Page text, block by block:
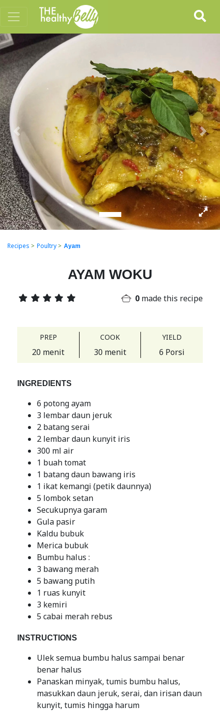
Previous Next
Recipes > Poultry > Ayam
AYAM WOKU
0 made this recipe
PREP
20 menit
COOK
30 menit
YIELD
6 Porsi
INGREDIENTS
6 potong ayam
3 lembar daun jeruk
2 batang serai
2 lembar daun kunyit iris
300 ml air
1 buah tomat
1 batang daun bawang iris
1 ikat kemangi (petik daunnya)
5 lombok setan
Secukupnya garam
Gula pasir
Kaldu bubuk
Merica bubuk
Bumbu halus :
3 bawang merah
5 bawang putih
1 ruas kunyit
3 kemiri
5 cabai merah rebus
INSTRUCTIONS
Ulek semua bumbu halus sampai benar
benar halus
Panaskan minyak, tumis bumbu halus,
masukkan daun jeruk, serai, dan irisan daun
kunyit, tumis hingga harum